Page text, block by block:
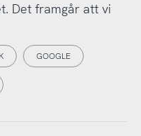
Det framgår att vi
GOOGLE